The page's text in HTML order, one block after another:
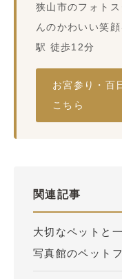
狭山市のフォト
んのかわいい笑
駅 徒歩12分
お宮参り・百
こちら
関連記事
大切なペットと
写真館のペット